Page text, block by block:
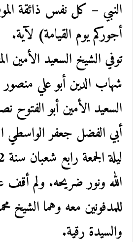
النبي – كل نفس ذائقة
أجوركم يوم القيامة) لآية.
توفي الشيخ السعيد الأمين
شهاب الدين أبو علي
السعيد الأمين أبو الفتوح
أبي الفضل جعفر الواسطي
الله ونور ضريحه. ولم أقف
للمدفونين معه وهما الشيخ
والسيدة رقية.